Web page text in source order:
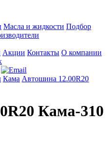
Масла и жидкости Подбор
Акции Контакты О компании
Кама Автошина 12.00R20
Кама-310